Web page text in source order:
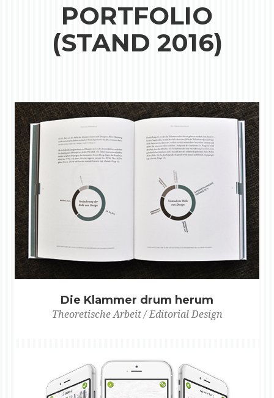
PORTFOLIO
(STAND 2016)
Die Klammer drum herum
Theoretische Arbeit / Editorial Design